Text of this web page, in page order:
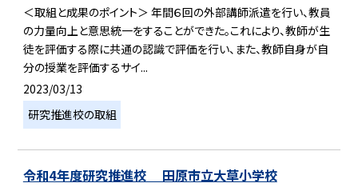
＜取組と成果のポイント＞ 年間６回の外部講師派遣を行い、教員
の力量向上と意思統一をすることができた。これにより、教師が生
徒を評価する際に共通の認識で評価を行い、また、教師自身が自
分の授業を評価するサイ...
2023/03/13
研究推進校の取組
令和4年度研究推進校 田原市立大草小学校